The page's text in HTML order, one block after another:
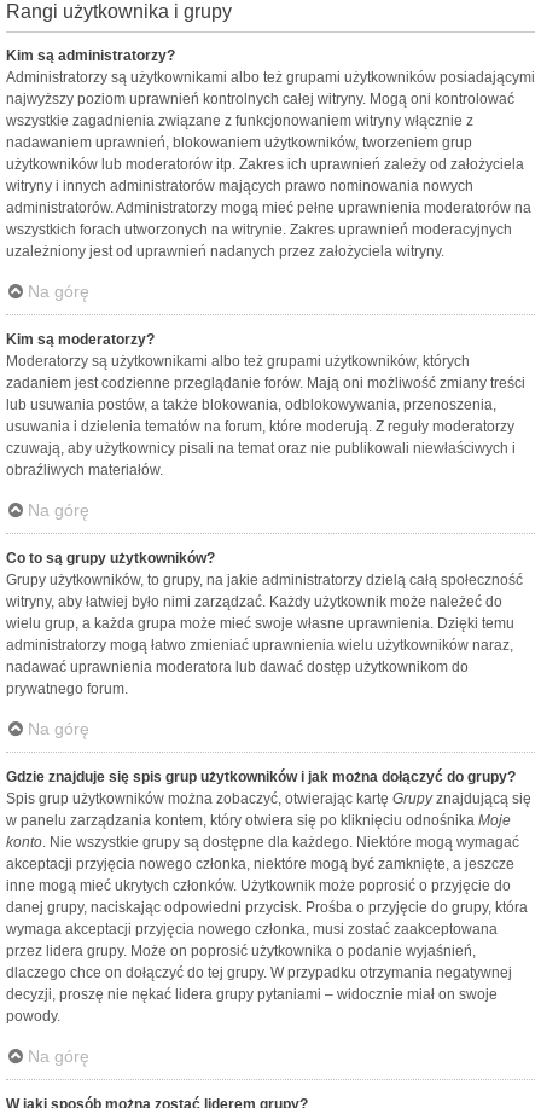
Rangi użytkownika i grupy
Kim są administratorzy?
Administratorzy są użytkownikami albo też grupami użytkowników posiadającymi
najwyższy poziom uprawnień kontrolnych całej witryny. Mogą oni kontrolować
wszystkie zagadnienia związane z funkcjonowaniem witryny włącznie z
nadawaniem uprawnień, blokowaniem użytkowników, tworzeniem grup
użytkowników lub moderatorów itp. Zakres ich uprawnień zależy od założyciela
witryny i innych administratorów mających prawo nominowania nowych
administratorów. Administratorzy mogą mieć pełne uprawnienia moderatorów na
wszystkich forach utworzonych na witrynie. Zakres uprawnień moderacyjnych
uzależniony jest od uprawnień nadanych przez założyciela witryny.
Na górę
Kim są moderatorzy?
Moderatorzy są użytkownikami albo też grupami użytkowników, których
zadaniem jest codzienne przeglądanie forów. Mają oni możliwość zmiany treści
lub usuwania postów, a także blokowania, odblokowywania, przenoszenia,
usuwania i dzielenia tematów na forum, które moderują. Z reguły moderatorzy
czuwają, aby użytkownicy pisali na temat oraz nie publikowali niewłaściwych i
obraźliwych materiałów.
Na górę
Co to są grupy użytkowników?
Grupy użytkowników, to grupy, na jakie administratorzy dzielą całą społeczność
witryny, aby łatwiej było nimi zarządzać. Każdy użytkownik może należeć do
wielu grup, a każda grupa może mieć swoje własne uprawnienia. Dzięki temu
administratorzy mogą łatwo zmieniać uprawnienia wielu użytkowników naraz,
nadawać uprawnienia moderatora lub dawać dostęp użytkownikom do
prywatnego forum.
Na górę
Gdzie znajduje się spis grup użytkowników i jak można dołączyć do grupy?
Spis grup użytkowników można zobaczyć, otwierając kartę Grupyznajdującą się
w panelu zarządzania kontem, który otwiera się po kliknięciu odnośnika Moje
konto. Nie wszystkie grupy są dostępne dla każdego. Niektóre mogą wymagać
akceptacji przyjęcia nowego członka, niektóre mogą być zamknięte, a jeszcze
inne mogą mieć ukrytych członków. Użytkownik może poprosić o przyjęcie do
danej grupy, naciskając odpowiedni przycisk. Prośba o przyjęcie do grupy, która
wymaga akceptacji przyjęcia nowego członka, musi zostać zaakceptowana
przez lidera grupy. Może on poprosić użytkownika o podanie wyjaśnień,
dlaczego chce on dołączyć do tej grupy. W przypadku otrzymania negatywnej
decyzji, proszę nie nękać lidera grupy pytaniami – widocznie miał on swoje
powody.
Na górę
W jaki sposób można zostać liderem grupy?